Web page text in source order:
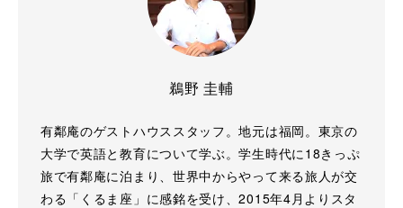
鵜野 圭輔
有鄰庵のゲストハウススタッフ。地元は福岡。東京の
大学で英語と教育について学ぶ。学生時代に18きっぷ
旅で有鄰庵に泊まり、世界中からやって来る旅人が交
わる「くるま座」に感銘を受け、2015年4月よりスタ